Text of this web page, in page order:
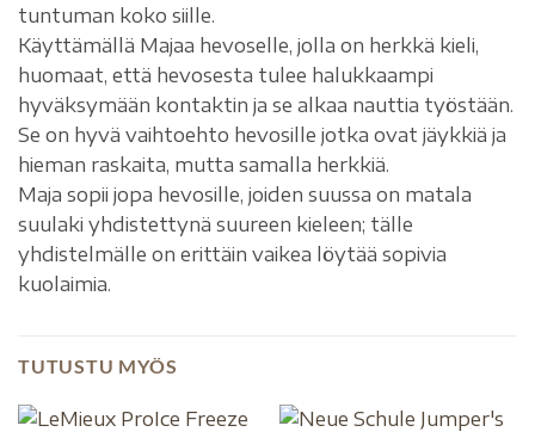
tuntuman koko siille.
Käyttämällä Majaa hevoselle, jolla on herkkä kieli,
huomaat, että hevosesta tulee halukkaampi
hyväksymään kontaktin ja se alkaa nauttia työstään.
Se on hyvä vaihtoehto hevosille jotka ovat jäykkiä ja
hieman raskaita, mutta samalla herkkiä.
Maja sopii jopa hevosille, joiden suussa on matala
suulaki yhdistettynä suureen kieleen; tälle
yhdistelmälle on erittäin vaikea löytää sopivia
kuolaimia.
TUTUSTU MYÖS